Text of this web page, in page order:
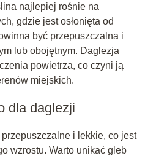
najlepiej rośnie na
gdzie jest osłonięta od
być przepuszczalna i
lub obojętnym. Daglezja
powietrza, co czyni ją
miejskich.
dla daglezji
i lekkie, co jest
wzrostu. Warto unikać gleb